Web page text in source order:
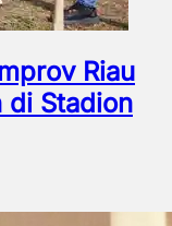
Riau
di Stadion